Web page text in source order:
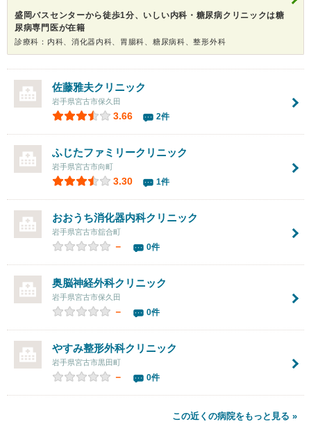
盛岡バスセンターから徒歩1分、いしい内科・糖尿病クリニックは糖
尿病専門医が在籍
診療科：内科、消化器内科、胃腸科、糖尿病科、整形外科
佐藤雅夫クリニック
岩手県宮古市保久田
3.66 2件
ふじたファミリークリニック
岩手県宮古市向町
3.30 1件
おおうち消化器内科クリニック
岩手県宮古市舘合町
－ 0件
奥脳神経外科クリニック
岩手県宮古市保久田
－ 0件
やすみ整形外科クリニック
岩手県宮古市黒田町
－ 0件
この近くの病院をもっと見る »